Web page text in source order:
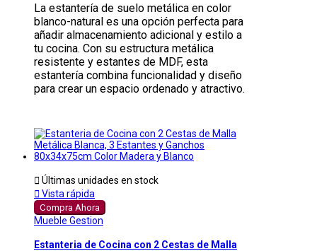
La estantería de suelo metálica en color
blanco-natural es una opción perfecta para
añadir almacenamiento adicional y estilo a
tu cocina. Con su estructura metálica
resistente y estantes de MDF, esta
estantería combina funcionalidad y diseño
para crear un espacio ordenado y atractivo.
 Últimas unidades en stock
 Vista rápida
Compra Ahora
Mueble Gestion
Estanteria de Cocina con 2 Cestas de Malla